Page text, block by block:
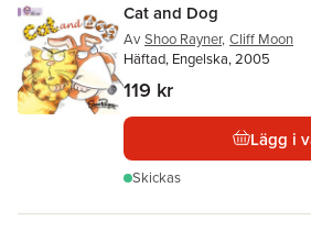
Cat and Dog
Av Shoo Rayner, Cliff Moon
Häftad, Engelska, 2005
119 kr
Lägg i
Skickas